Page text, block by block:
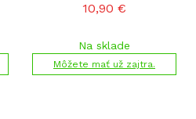
10,90 €
Na sklade
Môžete mať už zajtra.